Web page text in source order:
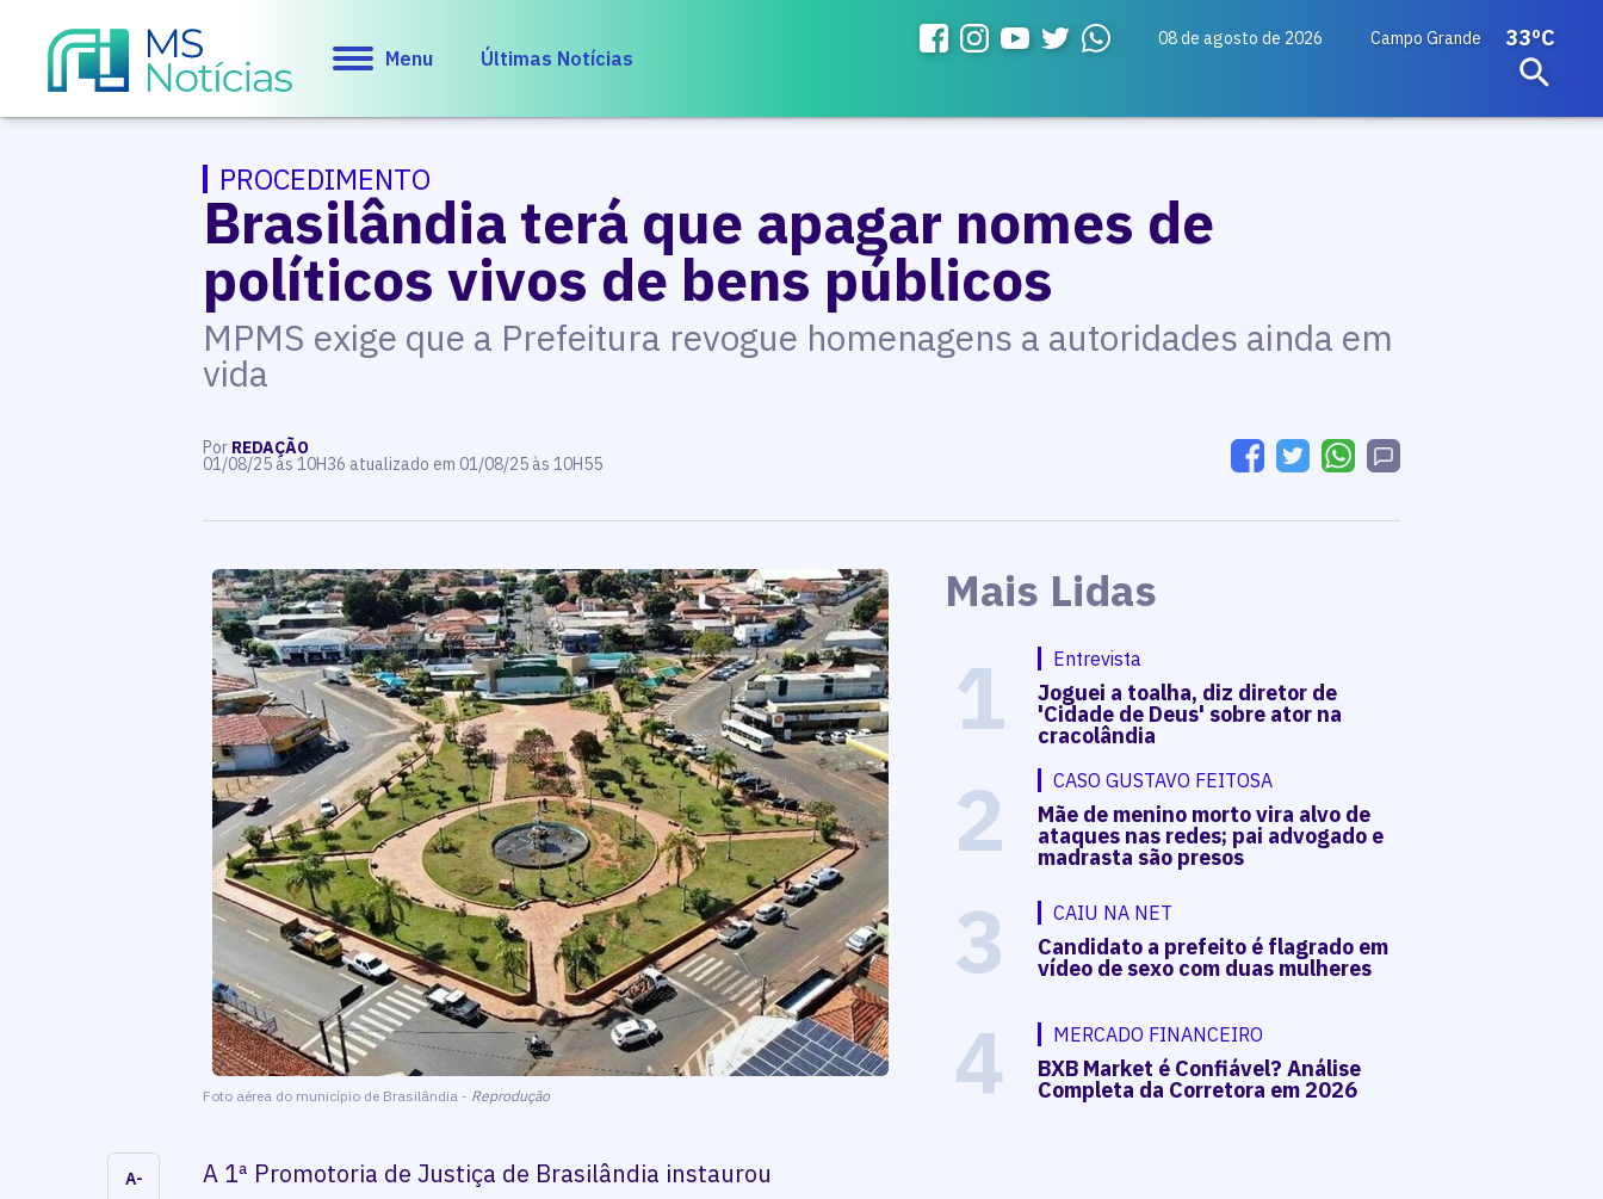
Menu Últimas Notícias
08 de agosto de 2026 Campo Grande 33ºC
PROCEDIMENTO
Brasilândia terá que apagar nomes de
políticos vivos de bens públicos
MPMS exige que a Prefeitura revogue homenagens a autoridades ainda em
vida
Por REDAÇÃO
01/08/25 às 10H36 atualizado em 01/08/25 às 10H55
Foto aérea do município de Brasilândia - Reprodução
A-
A 1ª Promotoria de Justiça de Brasilândia instaurou
Mais Lidas
1 Entrevista
Joguei a toalha, diz diretor de
'Cidade de Deus' sobre ator na
cracolândia
2 CASO GUSTAVO FEITOSA
Mãe de menino morto vira alvo de
ataques nas redes; pai advogado e
madrasta são presos
3 CAIU NA NET
Candidato a prefeito é flagrado em
vídeo de sexo com duas mulheres
4 MERCADO FINANCEIRO
BXB Market é Confiável? Análise
Completa da Corretora em 2026